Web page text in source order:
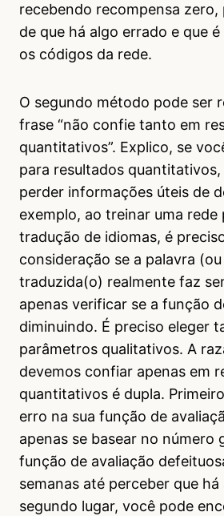
recebendo recompensa
de que há algo errado e que
os códigos da rede.
O segundo método pode ser
frase “não confie tanto em
quantitativos”. Explico, se
para resultados
perder informações úteis de
exemplo, ao treinar uma rede
tradução de idiomas, é
consideração se a palavra
traduzida(o) realmente faz
apenas verificar se a função
diminuindo. É preciso eleger
parâmetros qualitativos. A
devemos confiar apenas em
quantitativos é dupla.
erro na sua função de
apenas se basear no número
função de avaliação
semanas até perceber que
segundo lugar, você pode